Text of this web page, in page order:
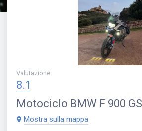
Valutazione:
8.1
Motociclo BMW F 900 GS
Mostra sulla mappa